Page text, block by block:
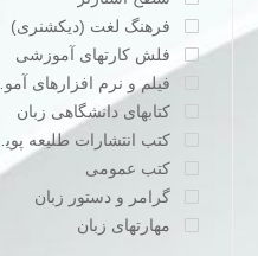
فرهنگ لغت (دیکشنری)
فلش کارتهای آموزشی
فیلم و نرم افزارهای آموزشی
کتابهای دانشگاهی زبان
کتب انتشارات طلیعه پویش
کتب عمومی
گرامر و دستور زبان
مهارتهای زبان